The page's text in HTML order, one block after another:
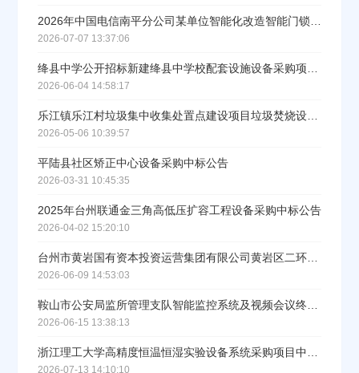
2026年中国电信南平分公司某单位智能化改造智能门锁设备采购项目直接采购公示
2026-07-07 13:37:06
绛县中学公开招标新建绛县中学校配套设施设备采购项目试卷智能批阅机结果公告
2026-06-04 14:58:17
乐江镇乐江村垃圾集中收集处置点建设项目垃圾焚烧设备采购及安装中标公告
2026-05-06 10:39:57
平陆县社区矫正中心设备采购中标公告
2026-03-31 10:45:35
2025年台州联通金三角高低压扩容工程设备采购中标公告
2026-04-02 15:20:10
台州市黄岩国有资本投资运营集团有限公司黄岩区二环南路2-42号智能化设备采购（第二次）中标结果公告
2026-06-09 14:53:03
鞍山市公安局监所管理支队智能监控系统及视频会议终端设备公开招标采购项目结果公告
2026-06-15 13:38:13
浙江理工大学高精度恒温恒湿实验设备系统采购项目中标(成交)结果公告
2026-07-13 14:10:10